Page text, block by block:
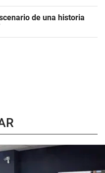
de una historia